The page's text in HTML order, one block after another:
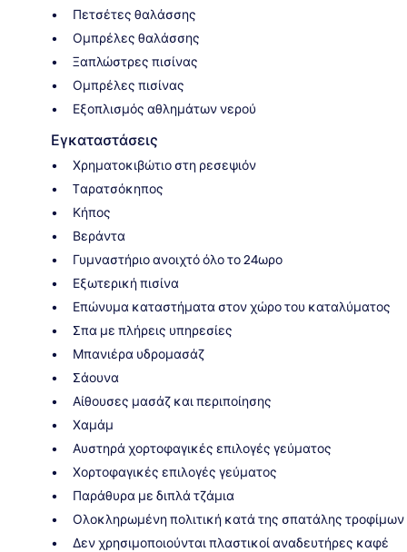
Πετσέτες θαλάσσης
Ομπρέλες θαλάσσης
Ξαπλώστρες πισίνας
Ομπρέλες πισίνας
Εξοπλισμός αθλημάτων νερού
Εγκαταστάσεις
Χρηματοκιβώτιο στη ρεσεψιόν
Tαρατσόκηπος
Κήπος
Βεράντα
Γυμναστήριο ανοιχτό όλο το 24ωρο
Εξωτερική πισίνα
Επώνυμα καταστήματα στον χώρο του καταλύματος
Σπα με πλήρεις υπηρεσίες
Μπανιέρα υδρομασάζ
Σάουνα
Αίθουσες μασάζ και περιποίησης
Χαμάμ
Αυστηρά χορτοφαγικές επιλογές γεύματος
Χορτοφαγικές επιλογές γεύματος
Παράθυρα με διπλά τζάμια
Ολοκληρωμένη πολιτική κατά της σπατάλης τροφίμων
Δεν χρησιμοποιούνται πλαστικοί αναδευτήρες καφέ